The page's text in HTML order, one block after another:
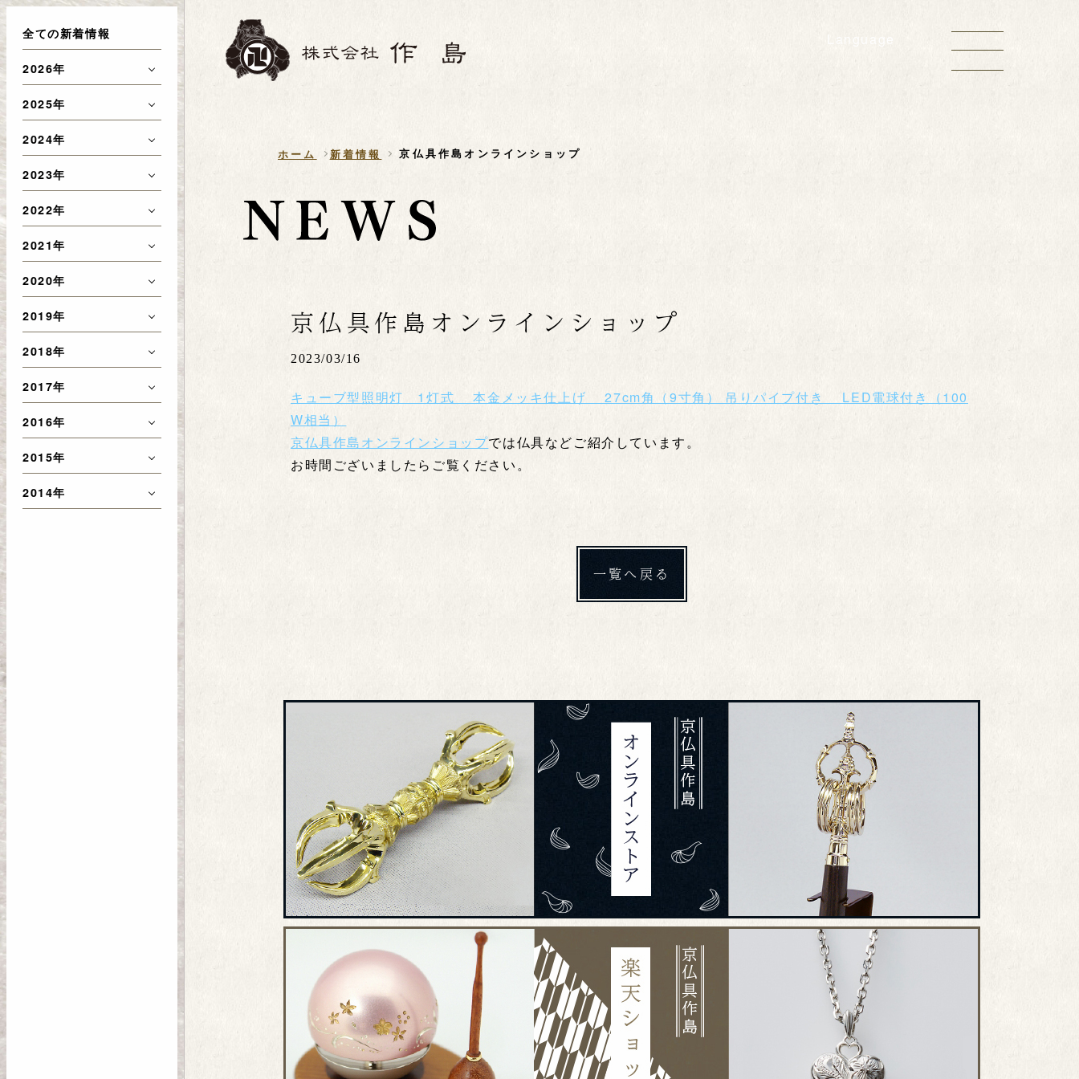
全ての新着情報
2026年
2025年
2024年
2023年
2022年
2021年
2020年
2019年
2018年
2017年
2016年
2015年
2014年
Language
ホーム 新着情報 京仏具作島オンラインショップ
京仏具作島オンラインショップ
2023/03/16
キューブ型照明灯 1灯式 本金メッキ仕上げ 27cm角（9寸角） 吊りパイプ付き LED電球付き（100
W相当）
京仏具作島オンラインショップでは仏具などご紹介しています。
お時間ございましたらご覧ください。
一覧へ戻る